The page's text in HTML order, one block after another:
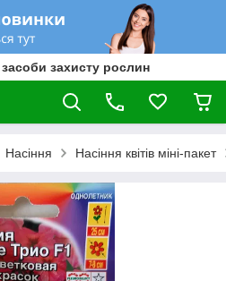
захисту рослин
Насіння Насіння квітів міні-пакет